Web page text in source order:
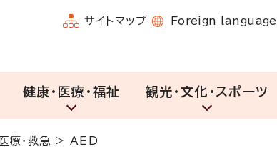
サイトマップ Foreign language
健康・医療・福祉 観光・文化・スポーツ
医療・救急 >AED